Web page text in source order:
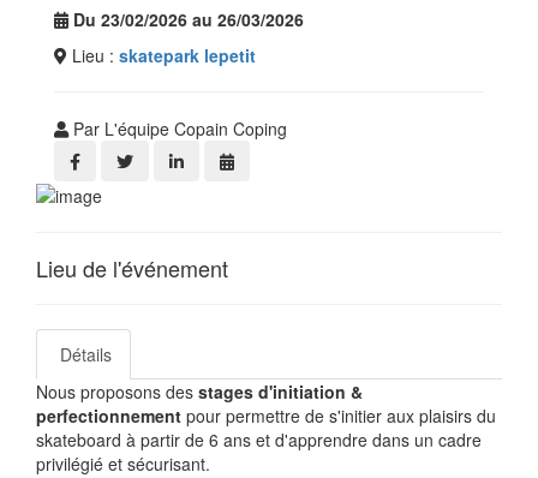
Du 23/02/2026 au 26/03/2026
Lieu : skatepark lepetit
Par L'équipe Copain Coping
Lieu de l'événement
Détails
Nous proposons des stages d'initiation &
perfectionnement pour permettre de s'initier aux plaisirs du
skateboard à partir de 6 ans et d'apprendre dans un cadre
privilégié et sécurisant.